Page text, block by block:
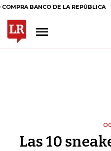
BANCO DE LA REPÚBLICA $
Las 10